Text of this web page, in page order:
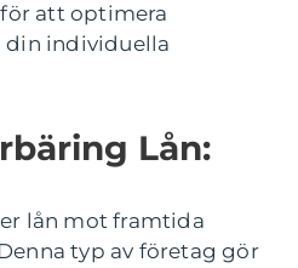
att optimera
din individuella
Lån:
lån mot framtida
typ av företag gör